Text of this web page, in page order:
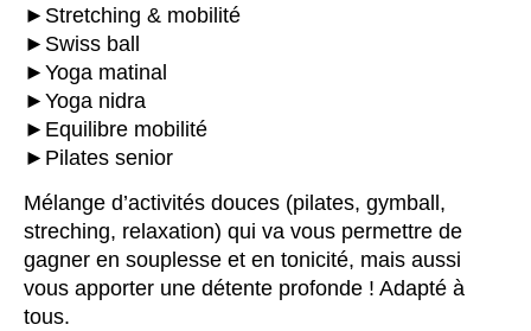
►Stretching & mobilité
►Swiss ball
►Yoga matinal
►Yoga nidra
►Equilibre mobilité
►Pilates senior
Mélange d’activités douces (pilates, gymball,
streching, relaxation) qui va vous permettre de
gagner en souplesse et en tonicité, mais aussi
vous apporter une détente profonde ! Adapté à
tous.